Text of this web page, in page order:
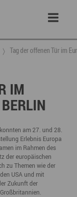
Tag der offenen Tür im
IM
am 27. und 28.
Erlebnis Europa
im Rahmen des
der europäischen
zu Themen wie der
USA und mit
Zukunft der